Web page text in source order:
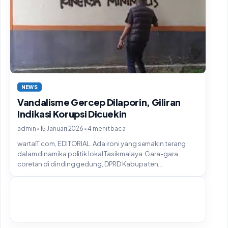
NEWS
Vandalisme Gercep Dilaporin, Giliran
Indikasi Korupsi Dicuekin
admin •15 Januari 2026 •4 menit baca
wartaIT.com, EDITORIAL. Ada ironi yang semakin terang
dalam dinamika politik lokal Tasikmalaya. Gara-gara
coretan di dinding gedung, DPRD Kabupaten...